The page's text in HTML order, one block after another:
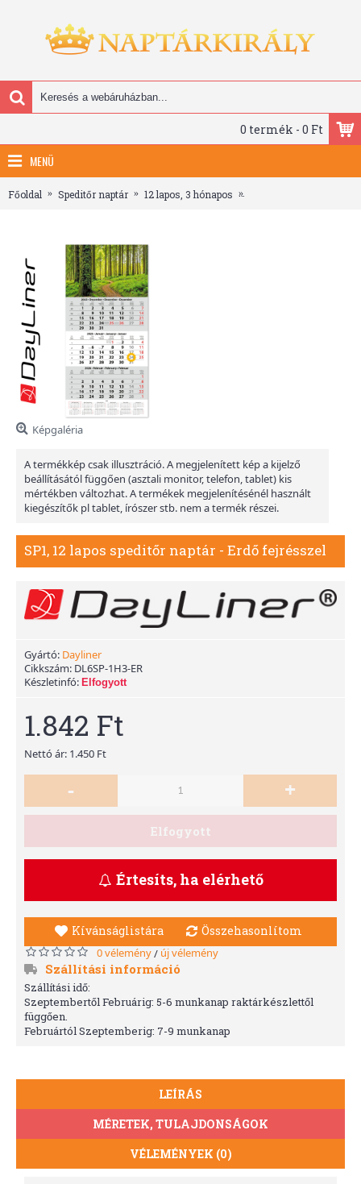
0 termék - 0 Ft
MENÜ
Főoldal Speditőr naptár 12 lapos, 3 hónapos
Képgaléria
A termékkép csak illusztráció. A megjelenített kép a kijelző
beállításától függően (asztali monitor, telefon, tablet) kis
mértékben változhat. A termékek megjelenítésénél használt
kiegészítők pl tablet, írószer stb. nem a termék részei.
SP1, 12 lapos speditőr naptár - Erdő fejrésszel
Gyártó: Dayliner
Cikkszám: DL6SP-1H3-ER
Készletinfó: Elfogyott
1.842 Ft
Nettó ár: 1.450 Ft
- +
Elfogyott
Értesíts, ha elérhető
Kívánságlistára Összehasonlítom
0 vélemény/ új vélemény
Szállítási információ
Szállítási idő:
Szeptembertől Februárig: 5-6 munkanap raktárkészlettől
függően.
Februártól Szeptemberig: 7-9 munkanap
LEÍRÁS
MÉRETEK, TULAJDONSÁGOK
VÉLEMÉNYEK (0)